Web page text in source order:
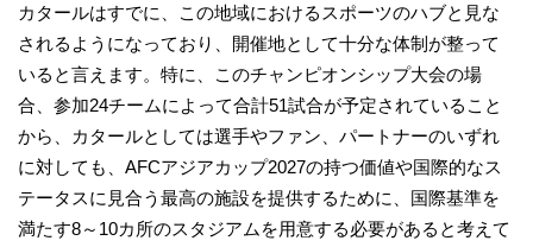
カタールはすでに、この地域におけるスポーツのハブと見な
されるようになっており、開催地として十分な体制が整って
いると言えます。特に、このチャンピオンシップ大会の場
合、参加24チームによって合計51試合が予定されていること
から、カタールとしては選手やファン、パートナーのいずれ
に対しても、 AFCアジアカップ2027の持つ価値や国際的なス
テータスに見合う最高の施設を提供するために、国際基準を
満たす8～ 10カ所のスタジアムを用意する必要があると考えて